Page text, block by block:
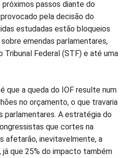
passos diante do
pela decisão do
estudadas estão bloqueios
emendas parlamentares,
Tribunal Federal (STF) e até uma
que a queda do IOF resulte num
no orçamento, o que travaria
parlamentares. A estratégia do
que cortes na
afetarão, inevitavelmente, a
já que 25% do impacto também